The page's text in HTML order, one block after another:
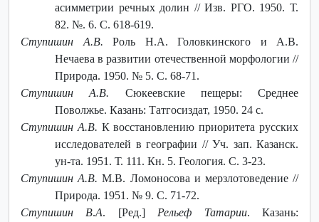
асимметрии речных долин // Изв. РГО. 1950. Т.
82. №. 6. С. 618-619.
Ступишин А.В. Роль Н.А. Головкинского и А.В.
Нечаева в развитии отечественной морфологии //
Природа. 1950. № 5. С. 68-71.
Ступишин А.В. Сюкеевские пещеры: Среднее
Поволжье. Казань: Татгосиздат, 1950. 24 с.
Ступишин А.В. К восстановлению приоритета русских
исследователей в географии // Уч. зап. Казанск.
ун-та. 1951. Т. 111. Кн. 5. Геология. С. 3-23.
Ступишин А.В. М.В. Ломоносова и мерзлотоведение //
Природа. 1951. № 9. С. 71-72.
Ступишин
В.А. [Ред.] Рельеф Татарии. Казань: